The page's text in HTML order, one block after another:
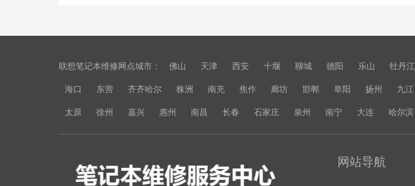
联想笔记本维修网点城市： 佛山 天津 西安 十堰 聊城 德阳 乐山 牡丹江
海口 东营 齐齐哈尔 株洲 南充 焦作 廊坊 邯郸 阜阳 扬州 九江
太原 徐州 嘉兴 惠州 南昌 长春 石家庄 泉州 南宁 大连 哈尔滨
网站导航